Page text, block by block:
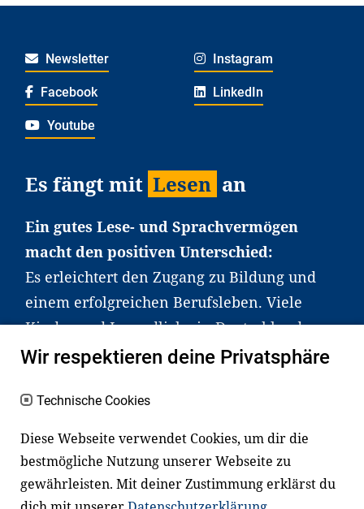
Newsletter Instagram
Facebook LinkedIn
Youtube
Es fängt mit Lesen an
Ein gutes Lese- und Sprachvermögen
macht den positiven Unterschied:
Es erleichtert den Zugang zu Bildung und
einem erfolgreichen Berufsleben. Viele
Kinder und Jugendliche in Deutschland
haben aber große Schwierigkeiten dabei.
an Familien sowie an Erzieher*innen,
Lehrer*innen und andere
Fachexpert*innen. Dafür arbeiten wir eng
mit Ministerien, wissenschaftlichen
Einrichtungen, Verbänden, Unternehmen
Wir respektieren deine Privatsphäre
Technische Cookies
Diese Webseite verwendet Cookies, um dir die
bestmögliche Nutzung unserer Webseite zu
gewährleisten. Mit deiner Zustimmung erklärst du